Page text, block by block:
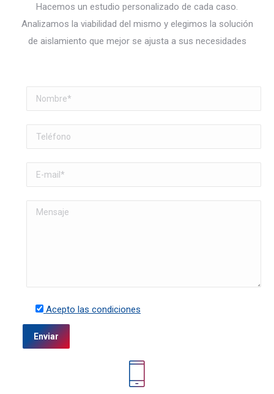
Hacemos un estudio personalizado de cada caso.
Analizamos la viabilidad del mismo y elegimos la solución
de aislamiento que mejor se ajusta a sus necesidades
Acepto las condiciones